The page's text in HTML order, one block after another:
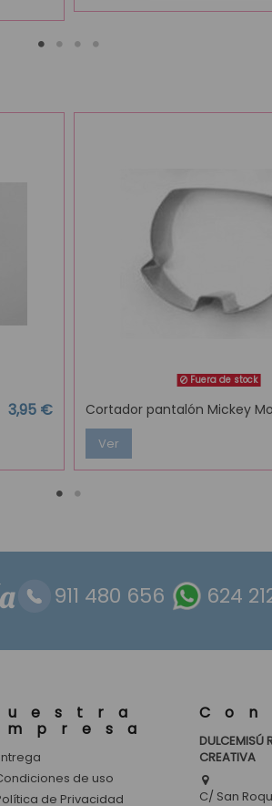
3,95 €
Fuera de stock
Cortador pantalón Mickey
Ver
911 480 656 624
de uso
de Privacidad
DULCEMISÚ
CREATIVA
C/ San